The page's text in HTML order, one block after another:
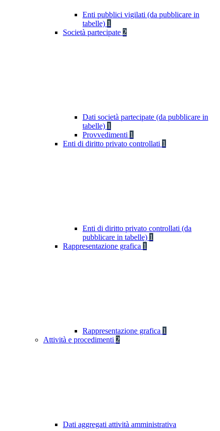
Enti pubblici vigilati (da pubblicare in
tabelle) 1
Società partecipate 2
Dati società partecipate (da pubblicare in
tabelle) 1
Provvedimenti 1
Enti di diritto privato controllati 1
Enti di diritto privato controllati (da
pubblicare in tabelle) 1
Rappresentazione grafica 1
Rappresentazione grafica 1
Attività e procedimenti 2
Dati aggregati attività amministrativa